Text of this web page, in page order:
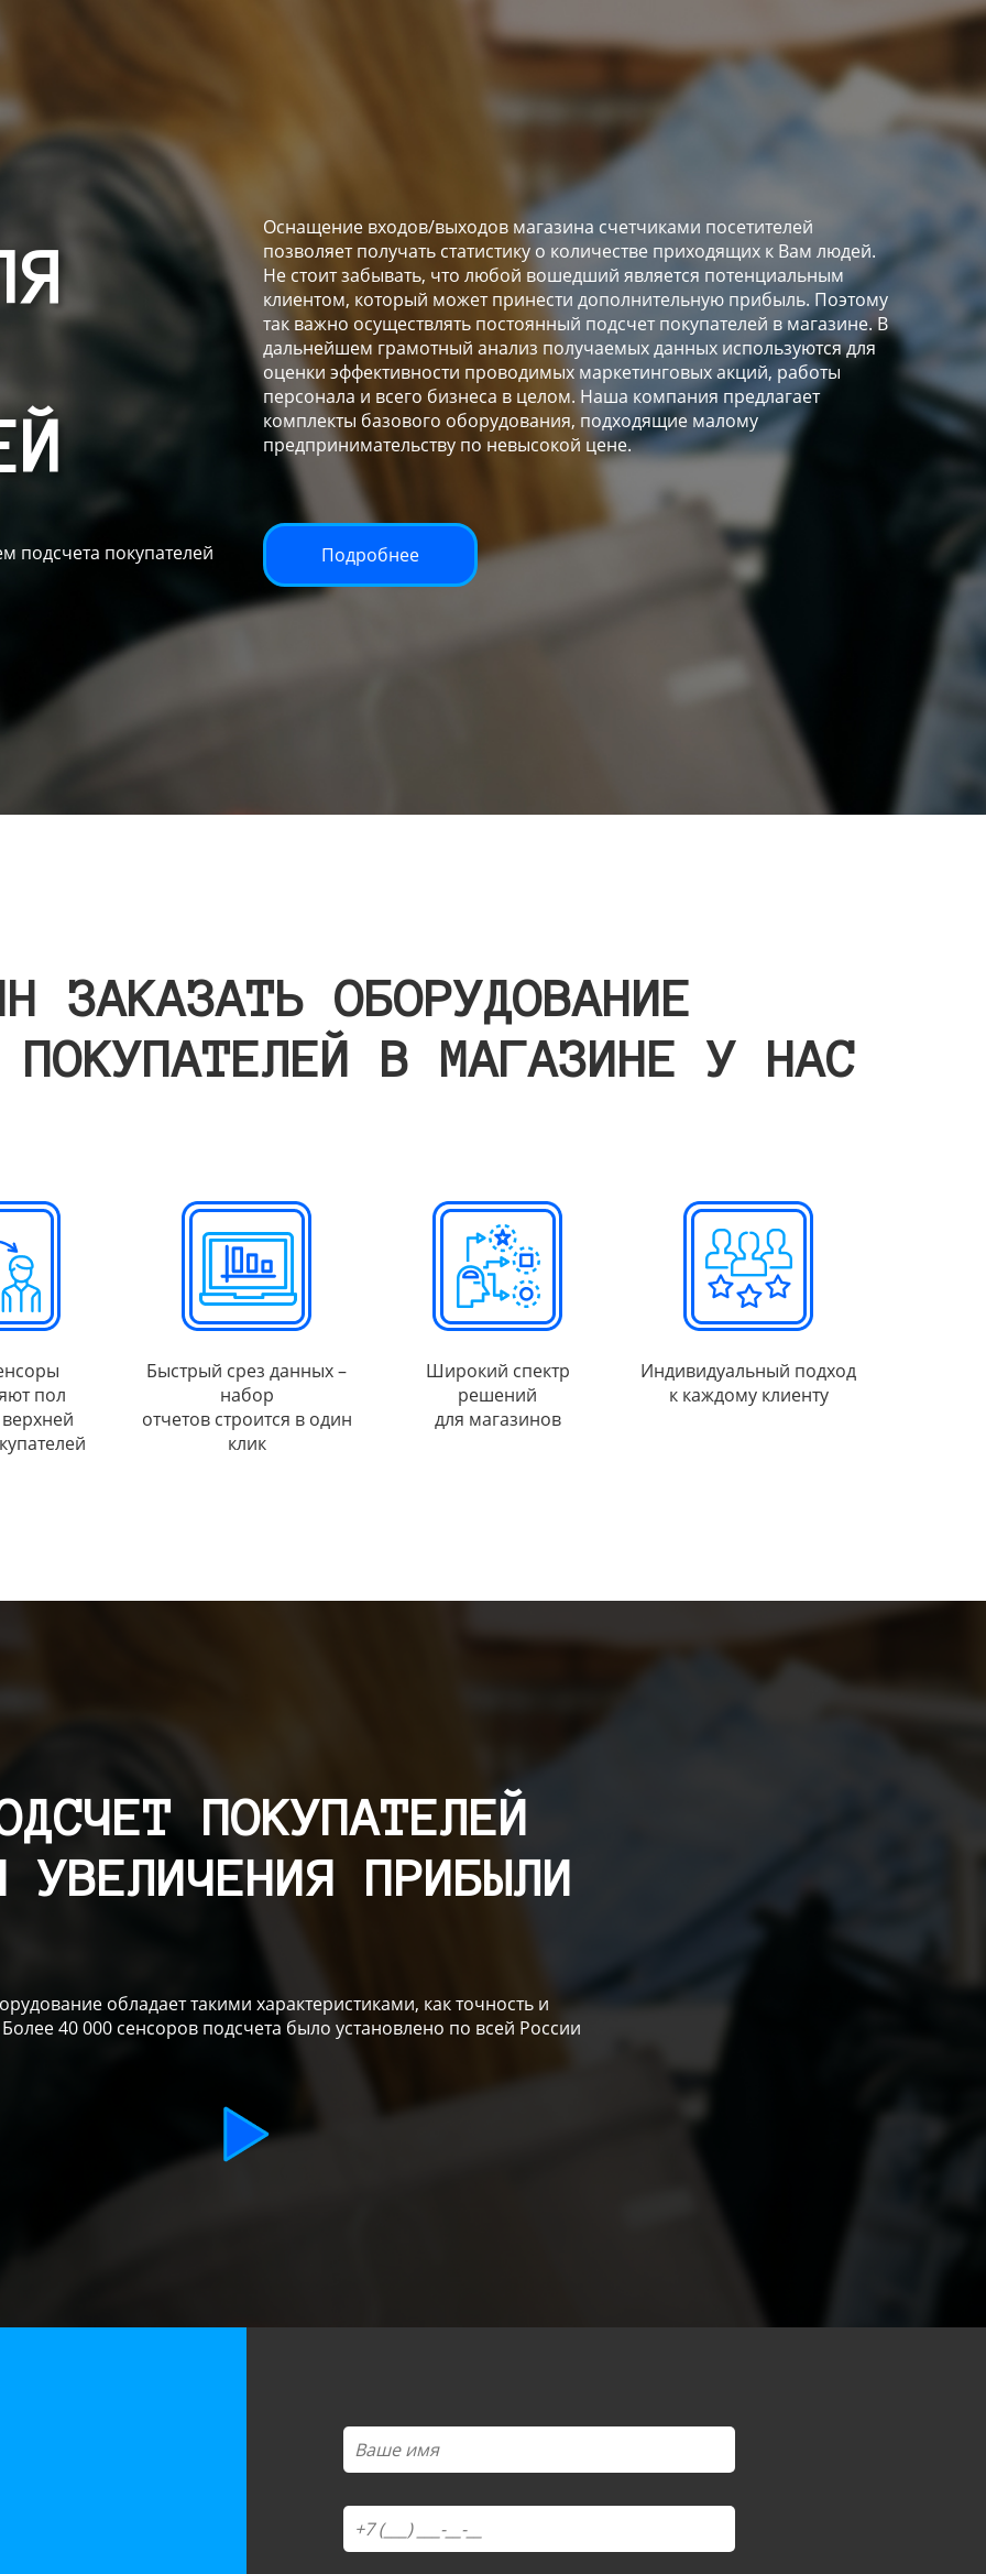
подсчета покупателей
Оснащение входов/выходов магазина счетчиками посетителей
позволяет получать статистику о количестве приходящих к Вам людей.
Не стоит забывать, что любой вошедший является потенциальным
клиентом, который может принести дополнительную прибыль. Поэтому
так важно осуществлять постоянный подсчет покупателей в магазине. В
дальнейшем грамотный анализ получаемых данных используются для
оценки эффективности проводимых маркетинговых акций, работы
персонала и всего бизнеса в целом. Наша компания предлагает
комплекты базового оборудования, подходящие малому
предпринимательству по невысокой цене.
Подробнее
ЗАКАЗАТЬ ОБОРУДОВАНИЕ
ПОКУПАТЕЛЕЙ В МАГАЗИНЕ У НАС
пол
Быстрый срез данных –
набор
отчетов строится в один
клик
Широкий спектр
решений
для магазинов
Индивидуальный подход
к каждому клиенту
ПОКУПАТЕЛЕЙ
УВЕЛИЧЕНИЯ ПРИБЫЛИ
обладает такими характеристиками, как точность и
40 000 сенсоров подсчета было установлено по всей России